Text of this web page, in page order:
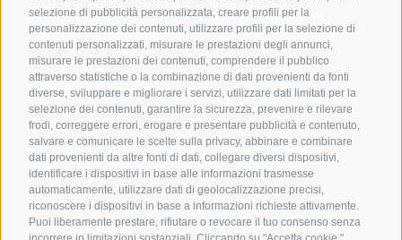
selezione di pubblicità personalizzata, creare profili per la
personalizzazione dei contenuti, utilizzare profili per la selezione di
contenuti personalizzati, misurare le prestazioni degli annunci,
misurare le prestazioni dei contenuti, comprendere il pubblico
attraverso statistiche o la combinazione di dati provenienti da fonti
diverse, sviluppare e migliorare i servizi, utilizzare dati limitati per la
selezione dei contenuti, garantire la sicurezza, prevenire e rilevare
frodi, correggere errori, erogare e presentare pubblicità e contenuto,
salvare e comunicare le scelte sulla privacy, abbinare e combinare
dati provenienti da altre fonti di dati, collegare diversi dispositivi,
identificare i dispositivi in base alle informazioni trasmesse
automaticamente, utilizzare dati di geolocalizzazione precisi,
riconoscere i dispositivi in base a informazioni richieste attivamente.
Puoi liberamente prestare, rifiutare o revocare il tuo consenso senza
Via S. Stefano, 56 40125 Bologna (BO)
C.F. 91313990375 | PECbonificarenana@pec.it
Contatti
DISCOVER BONIFICA RENANA
Home
Leggi
Guarda
Press Area
OUR SERVICES
Servizi
News
FOLLOW US
Facebook